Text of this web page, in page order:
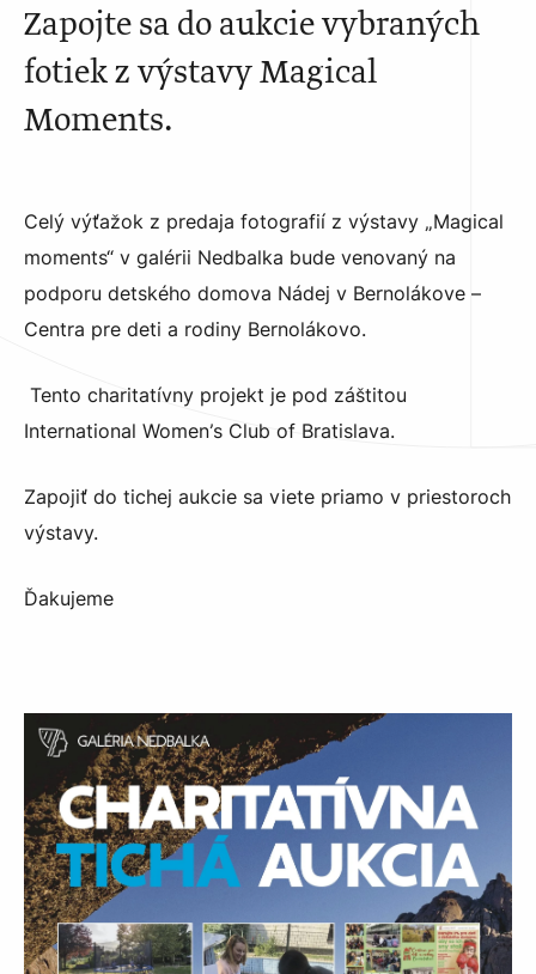
Zapojte sa do aukcie vybraných
fotiek z výstavy Magical
Moments.
Celý výťažok z predaja fotografií z výstavy „Magical
moments“ v galérii Nedbalka bude venovaný na
podporu detského domova Nádej v Bernolákove –
Centra pre deti a rodiny Bernolákovo.
Tento charitatívny projekt je pod záštitou
International Women’s Club of Bratislava.
Zapojiť do tichej aukcie sa viete priamo v priestoroch
výstavy.
Ďakujeme